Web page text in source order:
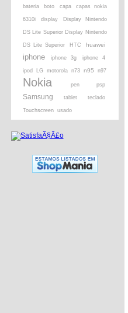
bateria boto capa capas nokia
6310i display Display Nintendo
DS Lite Superior Display Nintendo
DS Lite Superior HTC huawei
iphone iphone 3g iphone 4
ipod LG motorola n73 n95 n97
Nokia pen psp
Samsung tablet teclado
Touchscreen usado